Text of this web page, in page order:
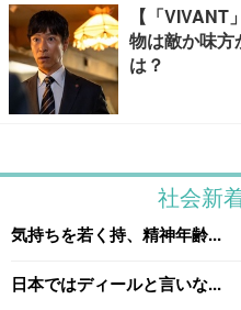
【「
物は敵か味
は？